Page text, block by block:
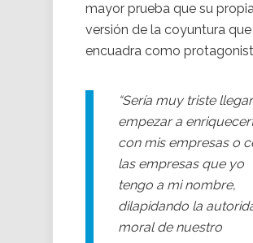
mayor prueba que su
versión de la coyuntura
encuadra como
“Sería muy triste
empezar a
con mis empresas o
las empresas que yo
tengo a mi nombre,
dilapidando la
moral de nuestro